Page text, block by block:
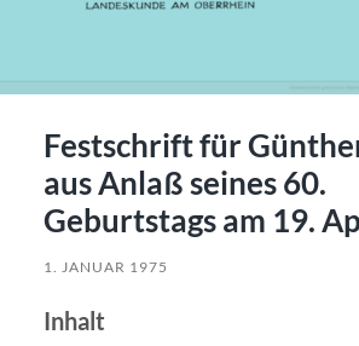
Festschrift für
aus Anlaß seines 60.
Geburtstags am 19.
1. JANUAR 1975
Inhalt